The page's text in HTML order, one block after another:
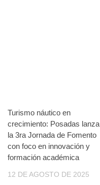
Turismo náutico en
crecimiento: Posadas lanza
la 3ra Jornada de Fomento
con foco en innovación y
formación académica
12 DE AGOSTO DE 2025